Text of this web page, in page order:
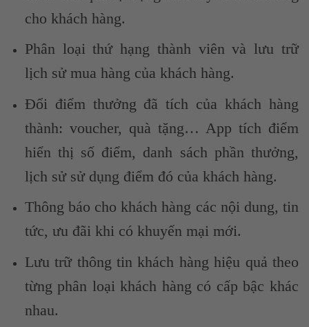
cho khách hàng.
Phân loại thứ hạng thành viên và lưu trữ
lịch sử mua hàng của khách hàng.
Đổi điểm thưởng đã tích của khách hàng
thành: voucher, quà tặng… App tích điểm
hiển thị số điểm, danh sách phần thưởng,
lịch sử sử dụng điểm đó của khách hàng.
Thông báo cho khách hàng các nội dung, tin
tức, ưu đãi khi có khuyến mại mới.
Lưu trữ thông tin khách hàng hiệu quả theo
từng phân loại khách hàng có cấp bậc khác
nhau.